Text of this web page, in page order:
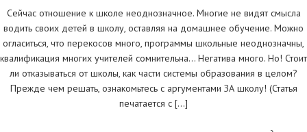
Сейчас отношение к школе неоднозначное. Многие не видят смысла
водить своих детей в школу, оставляя на домашнее обучение. Можно
огласиться, что перекосов много, программы школьные неоднозначны,
квалификация многих учителей сомнительна… Негатива много. Но! Стоит
ли отказываться от школы, как части системы образования в целом?
Прежде чем решать, ознакомьтесь с аргументами ЗА школу! (Статья
печатается с […]